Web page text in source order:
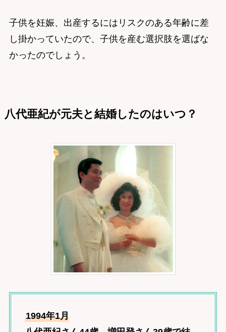
子供を妊娠、出産するにはリスクのある年齢に差
し掛かっていたので、子供を産む選択肢を選ばな
かったのでしょう。
八代亜紀が元夫と結婚したのはいつ？
1994年1月